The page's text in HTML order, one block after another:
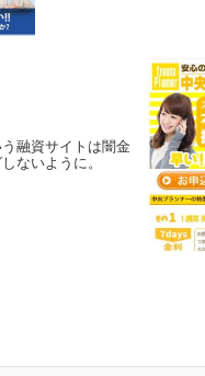
融資サイトは闇金
ないように。